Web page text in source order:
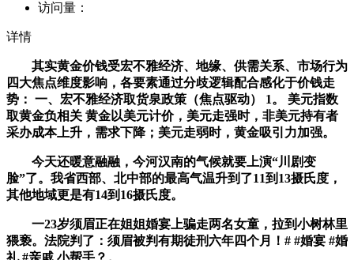
访问量：
详情
其实黄金价钱受宏不雅经济、地缘、供需关系、市场行为
四大焦点维度影响，各要素通过分歧逻辑配合感化于价钱走
势： 一、宏不雅经济取货泉政策（焦点驱动） 1。 美元指数
取黄金负相关 黄金以美元计价，美元走强时，非美元持有者
采办成本上升，需求下降；美元走弱时，黄金吸引力加强。
今天还暖意融融，今河汉南的气候就要上演“川剧变
脸”了。我省西部、北中部的最高气温升到了11到13摄氏度，
其他地域更是有14到16摄氏度。
一23岁须眉正在姐姐婚宴上骗走两名女童，拉到小树林里
猥亵。法院判了：须眉被判有期徒刑六年四个月！# #婚宴 #婚
礼 #亲戚 小帮手？。